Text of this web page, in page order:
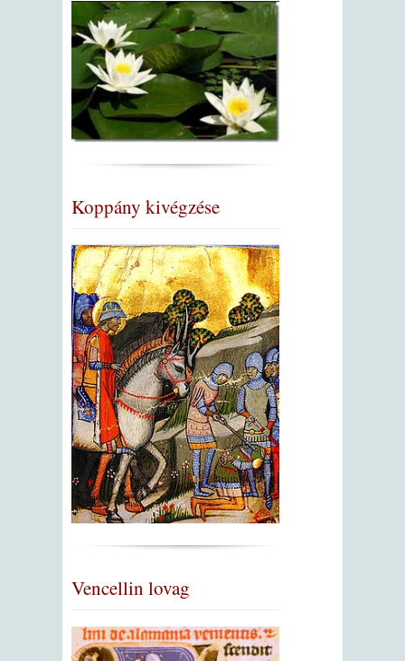
Koppány kivégzése
Vencellin lovag